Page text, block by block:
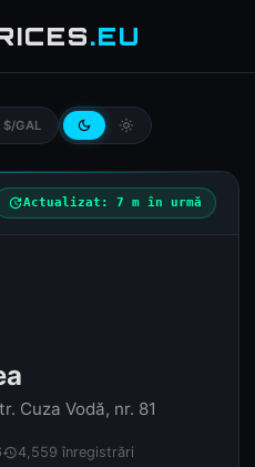
.EU
$/GAL dark_mode light_mode
updateActualizat: 7 m în urmă
Cuza Vodă, nr. 81
history4,559 înregistrări